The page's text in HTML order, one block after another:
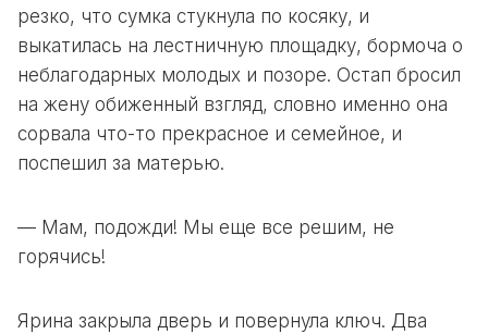
резко, что сумка стукнула по косяку, и
выкатилась на лестничную площадку, бормоча о
неблагодарных молодых и позоре. Остап бросил
на жену обиженный взгляд, словно именно она
сорвала что-то прекрасное и семейное, и
поспешил за матерью.
— Мам, подожди! Мы еще все решим, не
горячись!
Ярина закрыла дверь и повернула ключ. Два